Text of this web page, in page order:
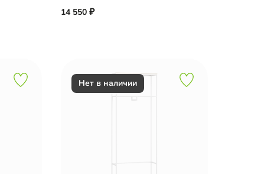
14 550